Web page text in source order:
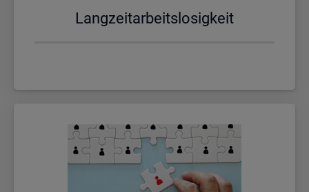
Lang­zeit­ar­beits­lo­sig­keit